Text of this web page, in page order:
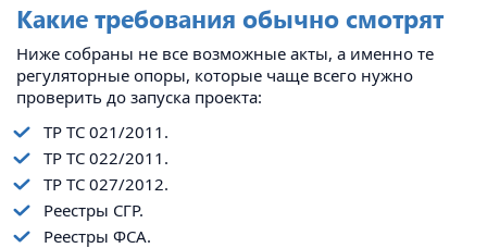
Какие требования обычно смотрят
Ниже собраны не все возможные акты, а именно те
регуляторные опоры, которые чаще всего нужно
проверить до запуска проекта:
ТР ТС 021/2011.
ТР ТС 022/2011.
ТР ТС 027/2012.
Реестры СГР.
Реестры ФСА.